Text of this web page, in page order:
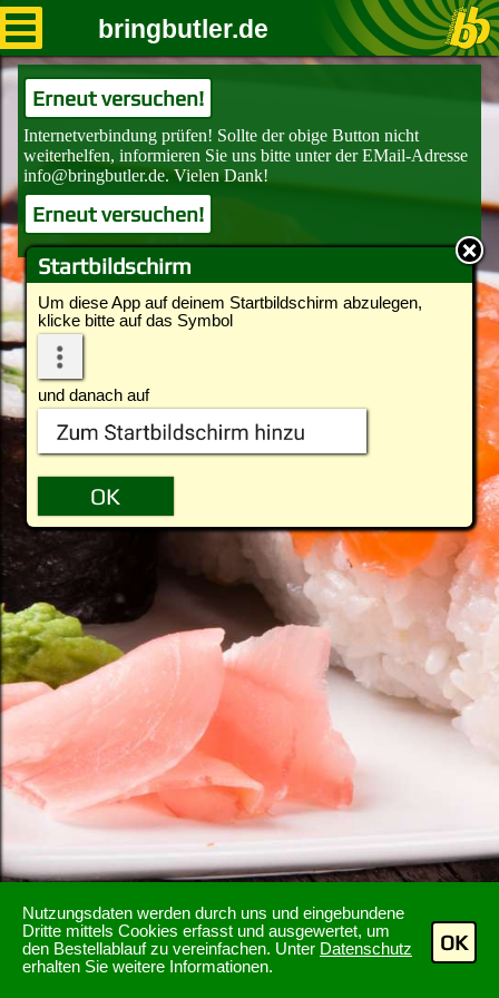
Nutzungsdaten werden durch uns und eingebundene
Dritte mittels Cookies erfasst und ausgewertet, um
den Bestellablauf zu vereinfachen. Unter Datenschutz
erhalten Sie weitere Informationen.
OK
Startbildschirm
Um diese App auf deinem Startbildschirm abzulegen,
klicke bitte auf das Symbol
und danach auf
bringbutler.de
Erneut versuchen!
Erneut versuchen!